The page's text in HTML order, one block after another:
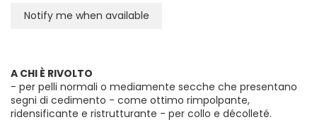
A CHI È RIVOLTO
- per pelli normali o mediamente secche che presentano
segni di cedimento - come ottimo rimpolpante,
ridensificante e ristrutturante - per collo e décolleté.